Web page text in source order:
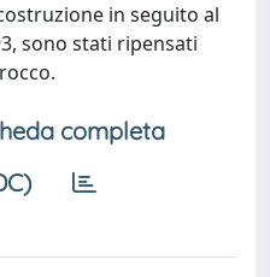
in seguito al
sono stati ripensati
completa